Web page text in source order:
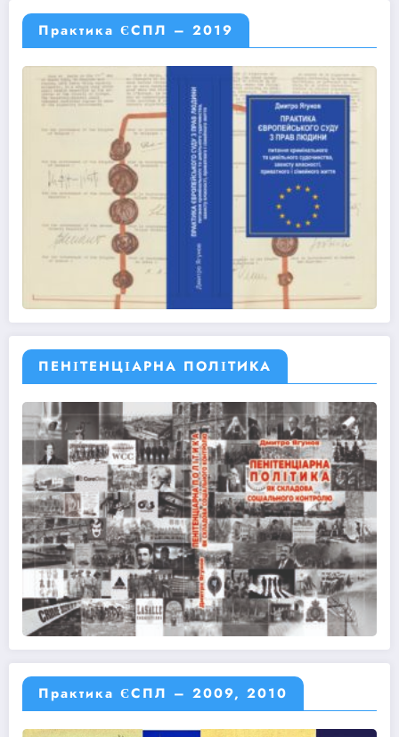
Практика ЄСПЛ – 2019
ПЕНІТЕНЦІАРНА ПОЛІТИКА
Практика ЄСПЛ – 2009, 2010